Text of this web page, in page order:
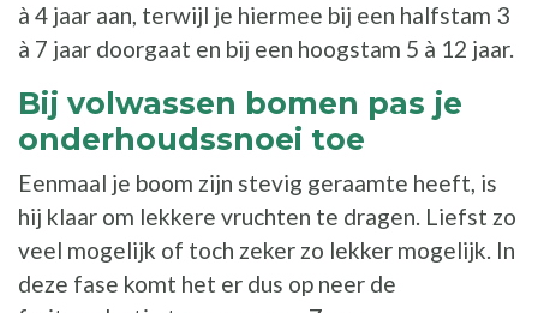
à 4 jaar aan, terwijl je hiermee bij een halfstam 3
à 7 jaar doorgaat en bij een hoogstam 5 à 12 jaar.
Bij volwassen bomen pas je
onderhoudssnoei toe
Eenmaal je boom zijn stevig geraamte heeft, is
hij klaar om lekkere vruchten te dragen. Liefst zo
veel mogelijk of toch zeker zo lekker mogelijk. In
deze fase komt het er dus op neer de